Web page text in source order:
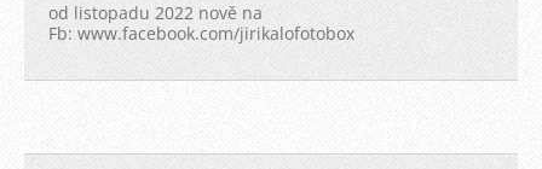
od listopadu 2022 nově na
Fb: www.facebook.com/jirikalofotobox